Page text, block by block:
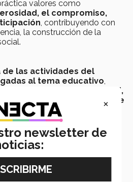
valores como
, el compromiso,
, contribuyendo con
la construcción de la
de las actividades del
al tema educativo,
para esta primera actividad,
iniciar con actividades de
, tal como muchas en las
apoyando, pero de
y meses pasados.
Voluntariado Institucional
unirse más
sociales y ejercer esta
×
newsletter de